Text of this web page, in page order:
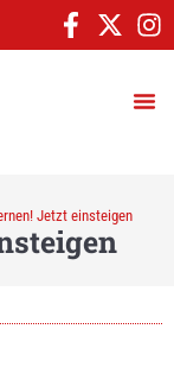
Jetzt einsteigen